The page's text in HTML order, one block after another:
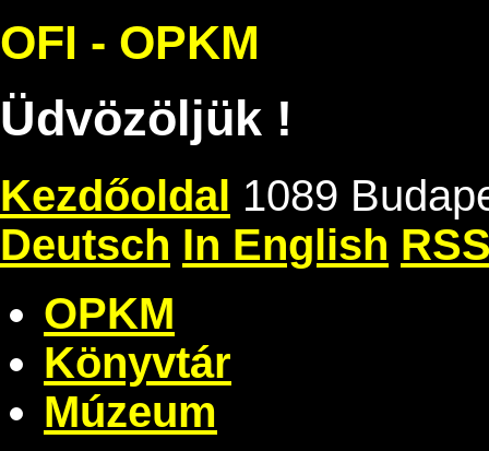
OFI - OPKM
Üdvözöljük !
Kezdőoldal 1089
Deutsch In English
OPKM
Könyvtár
Múzeum